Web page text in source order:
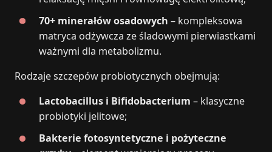
70+ minerałów osadowych – kompleksowa
matryca odżywcza ze śladowymi pierwiastkami
ważnymi dla metabolizmu.
Rodzaje szczepów probiotycznych obejmują:
Lactobacillus i Bifidobacterium – klasyczne
probiotyki jelitowe;
Bakterie fotosyntetyczne i pożyteczne